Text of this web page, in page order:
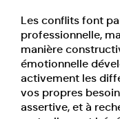
Les conflits font
professionnelle,
manière
émotionnelle
activement les
vos propres
assertive, et à